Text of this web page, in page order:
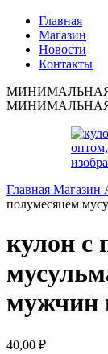
Главная
Магазин
Новости
Контакты
МИНИМАЛЬНАЯ
МИНИМАЛЬНАЯ
Главная Магазин
полумесяцем
кулон с
мужчин
40,00 ₽